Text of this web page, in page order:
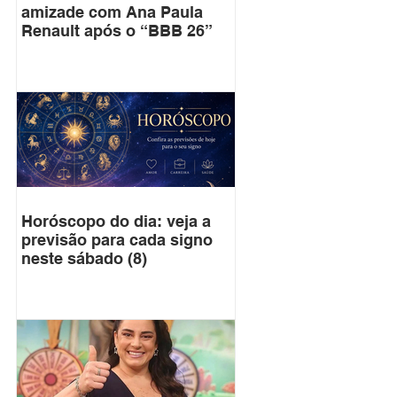
amizade com Ana Paula
Renault após o “BBB 26”
Horóscopo do dia: veja a
previsão para cada signo
neste sábado (8)